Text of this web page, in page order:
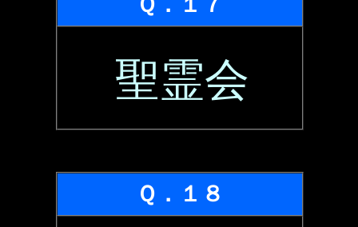
聖霊会
Ｑ．１８